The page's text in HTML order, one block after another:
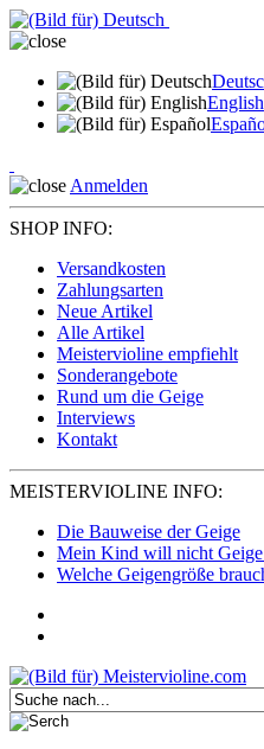
English
Anmelden
SHOP INFO:
Versandkosten
Zahlungsarten
Neue Artikel
Alle Artikel
Meistervioline empfiehlt
Sonderangebote
Rund um die Geige
Interviews
Kontakt
MEISTERVIOLINE INFO:
Die Bauweise der Geige
Mein Kind will nicht Geige
Welche Geigengröße